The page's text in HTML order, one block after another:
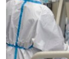
BLOGLAR
FİKİR
Русский